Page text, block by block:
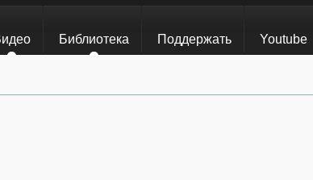
Библиотека Поддержать Youtube